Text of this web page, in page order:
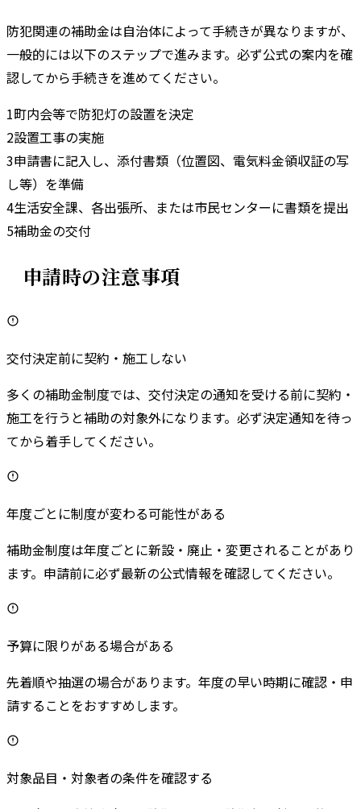
防犯関連の補助金は自治体によって手続きが異なりますが、
一般的には以下のステップで進みます。 必ず公式の案内を確
認してから手続きを進めてください。
1町内会等で防犯灯の設置を決定
2設置工事の実施
3申請書に記入し、添付書類（位置図、電気料金領収証の写
し等）を準備
4生活安全課、各出張所、または市民センターに書類を提出
5補助金の交付
申請時の注意事項
交付決定前に契約・施工しない
多くの補助金制度では、交付決定の通知を受ける前に契約・
施工を行うと補助の対象外になります。必ず決定通知を待っ
てから着手してください。
年度ごとに制度が変わる可能性がある
補助金制度は年度ごとに新設・廃止・変更されることがあり
ます。申請前に必ず最新の公式情報を確認してください。
予算に限りがある場合がある
先着順や抽選の場合があります。年度の早い時期に確認・申
請することをおすすめします。
対象品目・対象者の条件を確認する